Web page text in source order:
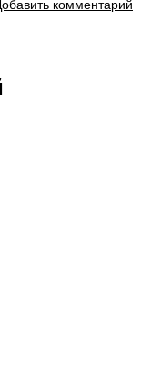
комментарий